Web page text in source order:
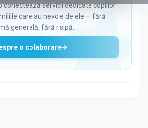
conectează servicii dedicate copiilor
care au nevoie de ele — fără
generală, fără risipă.
o colaborare